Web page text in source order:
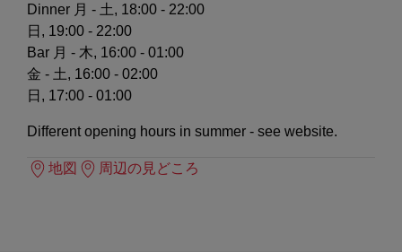
Dinner 月 - 土, 18:00 - 22:00
日, 19:00 - 22:00
Bar 月 - 木, 16:00 - 01:00
金 - 土, 16:00 - 02:00
日, 17:00 - 01:00
Different opening hours in summer - see website.
地図 周辺の見どころ